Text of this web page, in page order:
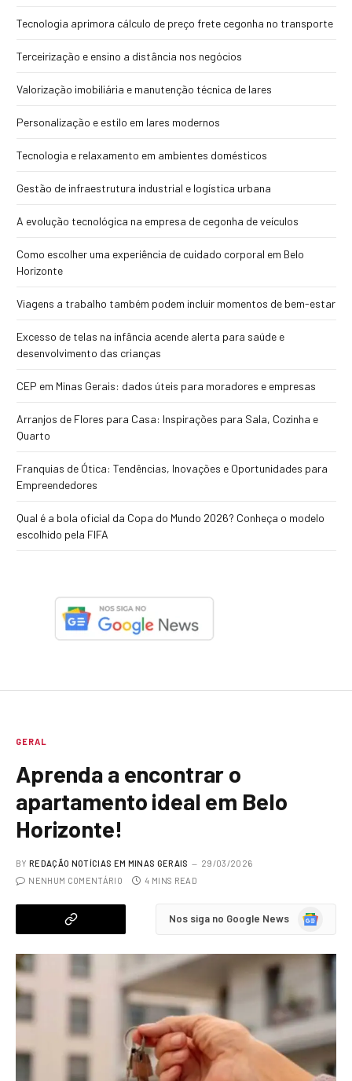
Tecnologia aprimora cálculo de preço frete cegonha no transporte
Terceirização e ensino a distância nos negócios
Valorização imobiliária e manutenção técnica de lares
Personalização e estilo em lares modernos
Tecnologia e relaxamento em ambientes domésticos
Gestão de infraestrutura industrial e logística urbana
A evolução tecnológica na empresa de cegonha de veículos
Como escolher uma experiência de cuidado corporal em Belo
Horizonte
Viagens a trabalho também podem incluir momentos de bem-estar
Excesso de telas na infância acende alerta para saúde e
desenvolvimento das crianças
CEP em Minas Gerais: dados úteis para moradores e empresas
Arranjos de Flores para Casa: Inspirações para Sala, Cozinha e
Quarto
Franquias de Ótica: Tendências, Inovações e Oportunidades para
Empreendedores
Qual é a bola oficial da Copa do Mundo 2026? Conheça o modelo
escolhido pela FIFA
GERAL
Aprenda a encontrar o
apartamento ideal em Belo
Horizonte!
BY REDAÇÃO NOTÍCIAS EM MINAS GERAIS
29/03/2026
NENHUM COMENTÁRIO
4 MINS READ
Nos siga no Google News
Google